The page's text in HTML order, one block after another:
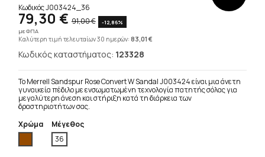
ΚωδικόςJ003424_36
79,30 € 91,00 €
-12,86%
με ΦΠΑ
Καλύτερη τιμή τελευταίων 30 ημερών:83,01 €
Κωδικός καταστήματος: 123328
Το Merrell Sandspur Rose Convert W Sandal J003424 είναι μια άνετη
γυναικεία πέδιλο με ενσωματωμένη τεχνολογία πατητής σόλας για
μεγαλύτερη άνεση και στήριξη κατά τη διάρκεια των
δραστηριοτήτων σας.
Χρώμα
Μέγεθος
36